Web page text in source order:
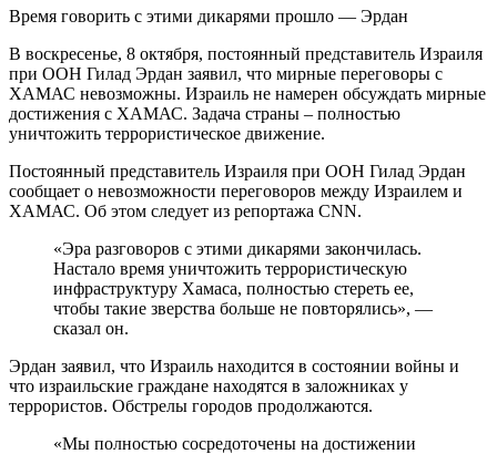
Время говорить с этими дикарями прошло — Эрдан
В воскресенье, 8 октября, постоянный представитель Израиля
при ООН Гилад Эрдан заявил, что мирные переговоры с
ХАМАС невозможны. Израиль не намерен обсуждать мирные
достижения с ХАМАС. Задача страны – полностью
уничтожить террористическое движение.
Постоянный представитель Израиля при ООН Гилад Эрдан
сообщает о невозможности переговоров между Израилем и
ХАМАС. Об этом следует из репортажа CNN.
«Эра разговоров с этими дикарями закончилась.
Настало время уничтожить террористическую
инфраструктуру Хамаса, полностью стереть ее,
чтобы такие зверства больше не повторялись», —
сказал он.
Эрдан заявил, что Израиль находится в состоянии войны и
что израильские граждане находятся в заложниках у
террористов. Обстрелы городов продолжаются.
«Мы полностью сосредоточены на достижении